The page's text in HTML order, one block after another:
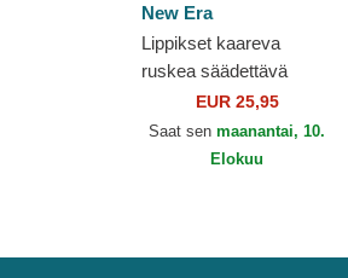
New Era
Lippikset kaareva
ruskea säädettävä
nauha 9FORTY League
Essential New York
Yankees MLB New Era
EUR 25,95
Saat senmaanantai, 10.
Elokuu